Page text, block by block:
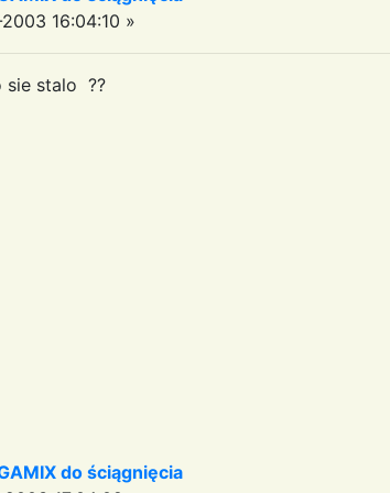
16:04:10 »
sie stalo ??
do ściągnięcia